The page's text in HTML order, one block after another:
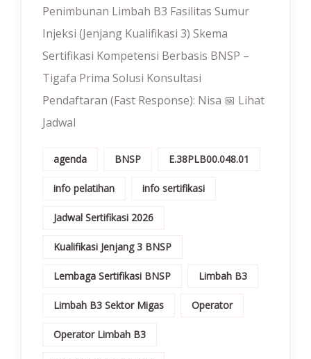
Penimbunan Limbah B3 Fasilitas Sumur
Injeksi (Jenjang Kualifikasi 3) Skema
Sertifikasi Kompetensi Berbasis BNSP –
Tigafa Prima Solusi Konsultasi
Pendaftaran (Fast Response): Nisa 📅 Lihat
Jadwal
agenda BNSP E.38PLB00.048.01
info pelatihan info sertifikasi
Jadwal Sertifikasi 2026
Kualifikasi Jenjang 3 BNSP
Lembaga Sertifikasi BNSP Limbah B3
Limbah B3 Sektor Migas Operator
Operator Limbah B3